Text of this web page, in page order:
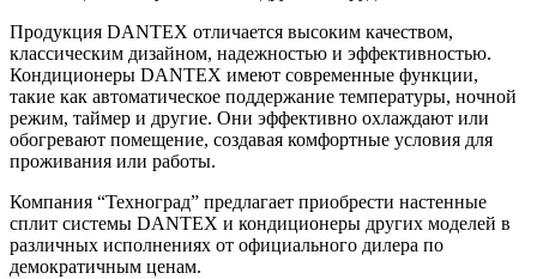
Продукция DANTEX отличается высоким качеством,
классическим дизайном, надежностью и эффективностью.
Кондиционеры DANTEX имеют современные функции,
такие как автоматическое поддержание температуры, ночной
режим, таймер и другие. Они эффективно охлаждают или
обогревают помещение, создавая комфортные условия для
проживания или работы.
Компания “Техноград” предлагает приобрести настенные
сплит системы DANTEX и кондиционеры других моделей в
различных исполнениях от официального дилера по
демократичным ценам.